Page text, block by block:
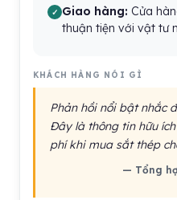
Giao hàng: Cửa
thuận tiện với vật tư
KHÁCH HÀNG NÓI GÌ
Phản hồi nổi bật nhắc
Đây là thông tin hữu
phí khi mua sắt thép
— Tổng